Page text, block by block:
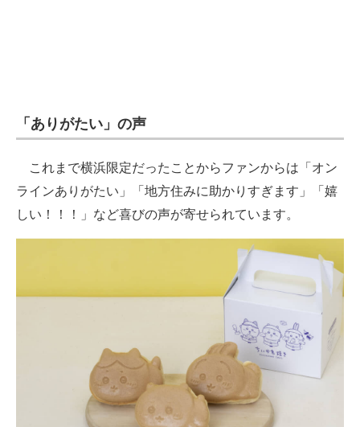
「ありがたい」の声
これまで横浜限定だったことからファンからは「オン
ラインありがたい」「地方住みに助かりすぎます」「嬉
しい！！！」など喜びの声が寄せられています。